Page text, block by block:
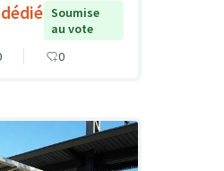
Soumise
au vote
0